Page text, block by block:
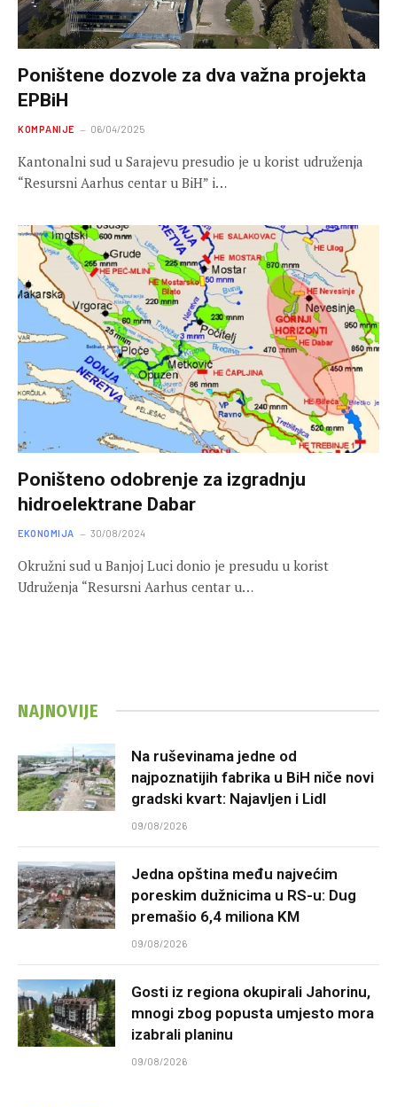
Poništene dozvole za dva važna projekta
EPBiH
KOMPANIJE 06/04/2025
Kantonalni sud u Sarajevu presudio je u korist udruženja
“Resursni Aarhus centar u BiH” i…
Poništeno odobrenje za izgradnju
hidroelektrane Dabar
EKONOMIJA 30/08/2024
Okružni sud u Banjoj Luci donio je presudu u korist
Udruženja “Resursni Aarhus centar u…
NAJNOVIJE
Na ruševinama jedne od
najpoznatijih fabrika u BiH niče novi
gradski kvart: Najavljen i Lidl
09/08/2026
Jedna opština među najvećim
poreskim dužnicima u RS-u: Dug
premašio 6,4 miliona KM
09/08/2026
Gosti iz regiona okupirali Jahorinu,
mnogi zbog popusta umjesto mora
izabrali planinu
09/08/2026